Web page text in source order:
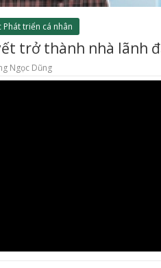
Phát triển cá nhân
trở thành nhà lãnh
Ngọc Dũng